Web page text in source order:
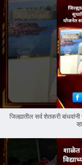
जिल्ह्यातील सर्व शेतकरी